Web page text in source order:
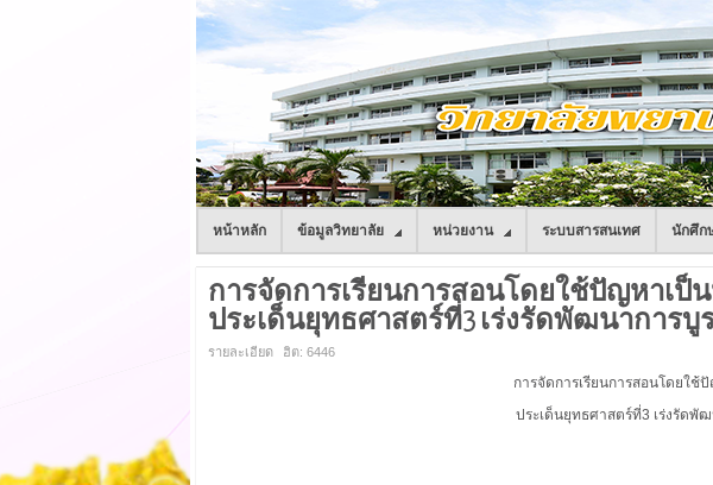
หน้าหลัก ข้อมูลวิทยาลัย หน่วยงาน ระบบสารสนเทศ นักศึก
การจัดการเรียนการสอนโดยใช้ปัญหาเป็
ประเด็นยุทธศาสตร์ที่3 เร่งรัดพัฒนากา
รายละเอียด ฮิต: 6446
การจัดการเรียนการสอนโดยใ
ประเด็นยุทธศาสตร์ที่3 เร่งรัด